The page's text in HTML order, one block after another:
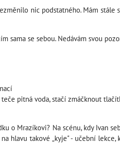
nic podstatného. Mám
se sebou. Nedávám svou
pitná voda, stačí zmáčknout
o Mrazíkovi? Na scénu, kdy Ivan
hlavu takové „kyje" - učební